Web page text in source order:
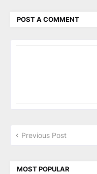
POST A COMMENT
Previous Post
MOST POPULAR